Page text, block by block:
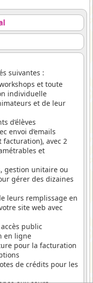
suivantes :
et toute
individuelle
et de leur
d’élèves
envoi d’emails
avec 2
et
gestion unitaire ou
gérer des dizaines
leurs remplissage en
site web avec
public
en ligne
pour la facturation
de crédits pour les